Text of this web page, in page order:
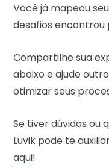
Você já mapeou
desafios encontrou
Compartilhe sua
abaixo e ajude
otimizar seus
Se tiver dúvidas ou
Luvik pode te
aqui!